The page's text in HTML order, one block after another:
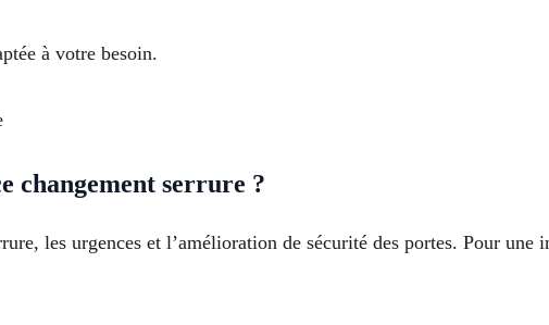
à votre besoin.
changement serrure ?
les urgences et l’amélioration de sécurité des portes. Pour